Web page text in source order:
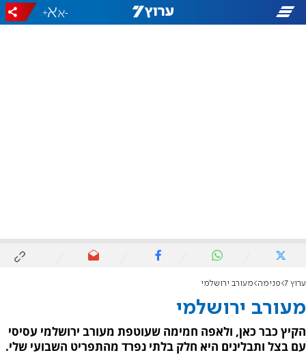
-
+
ערוץ 7 פנימה מעורב ירושלמי
מעורב ירושלמי
הקיץ כבר כאן, ולאפה חמימה שעוטפת מעורב ירושלמי עסיסי
עם בצל ותבלינים היא חלק בלתי נפרד מהתפריט השבועי שלי.